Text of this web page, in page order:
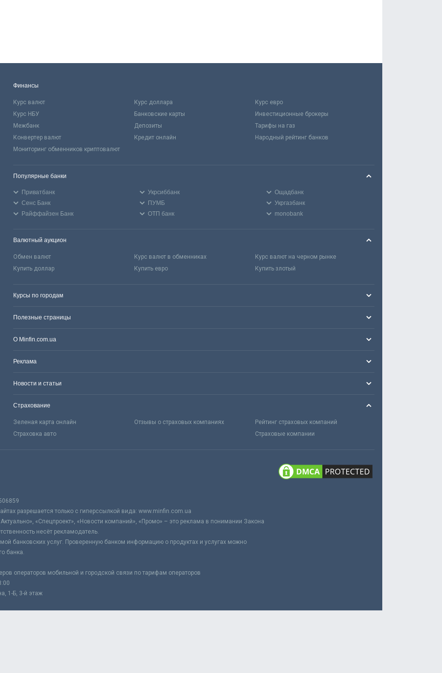
Финансы
Курс валют Курс доллара
Курс евро
Курс НБУ
Банковские карты
Инвестиционные брокеры
Межбанк
Депозиты
Тарифы на газ
Конвертер валют
Кредит онлайн
Народный рейтинг банков
Мониторинг обменников криптовалют
Популярные банки
Приватбанк Укрсиббанк
Ощадбанк
Сенс Банк
ПУМБ
Укргазбанк
Райффайзен Банк
ОТП банк monobank
Валютный аукцион
Обмен валют Курс валют в обменниках
Курс валют на черном рынке
Купить доллар
Купить евро Купить злотый
Курсы по городам
Полезные страницы
О Minfin.com.ua
Реклама
Новости и статьи
Страхование
Зеленая карта онлайн Отзывы о страховых компаниях
Рейтинг страховых компаний
Страховка авто
Страховые компании
разрешается только с гиперссылкой вида: www.minfin.com.ua
«Спецпроект», «Новости компаний», «Промо» – это реклама в понимании Закона
несёт рекламодатель.
банковских услуг. Проверенную банком информацию о продуктах и услугах можно
банка.
операторов мобильной и городской связи по тарифам операторов
1-Б, 3-й этаж